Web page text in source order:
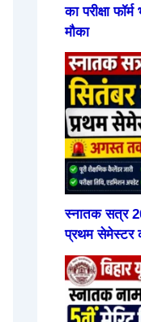
का परीक्षा
मौका
स्नातक सत्र
प्रथम सेमेस्टर